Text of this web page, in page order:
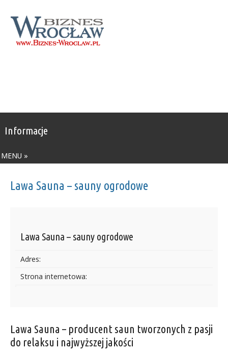
Informacje
MENU »
Lawa Sauna – sauny ogrodowe
Lawa Sauna – sauny ogrodowe
Adres:
Strona internetowa:
Lawa Sauna – producent saun tworzonych z pasji
do relaksu i najwyższej jakości